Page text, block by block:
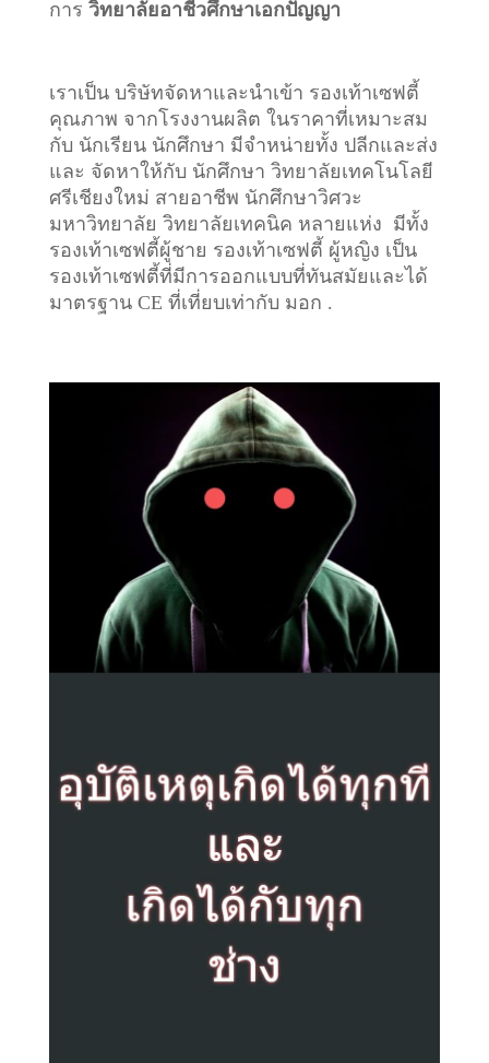
การ วิทยาลัยอาชีวศึกษาเอกปัญญา
เราเป็น บริษัทจัดหาและนำเข้า รองเท้าเซฟตี้
คุณภาพ จากโรงงานผลิต ในราคาที่เหมาะสม
กับ นักเรียน นักศึกษา มีจำหน่ายทั้ง ปลีกและส่ง
และ จัดหาให้กับ นักศึกษา วิทยาลัยเทคโนโลยี
ศรีเชียงใหม่ สายอาชีพ นักศึกษาวิศวะ
มหาวิทยาลัย วิทยาลัยเทคนิค หลายแห่ง มีทั้ง
รองเท้าเซฟตี้ผู้ชาย รองเท้าเซฟตี้ ผู้หญิง เป็น
รองเท้าเซฟตี้ที่มีการออกแบบที่ทันสมัยและได้
มาตรฐาน CE ที่เที่ยบเท่ากับ มอก .